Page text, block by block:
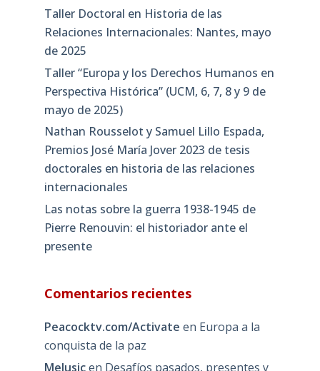
Taller Doctoral en Historia de las
Relaciones Internacionales: Nantes, mayo
de 2025
Taller “Europa y los Derechos Humanos en
Perspectiva Histórica” (UCM, 6, 7, 8 y 9 de
mayo de 2025)
Nathan Rousselot y Samuel Lillo Espada,
Premios José María Jover 2023 de tesis
doctorales en historia de las relaciones
internacionales
Las notas sobre la guerra 1938-1945 de
Pierre Renouvin: el historiador ante el
presente
Comentarios recientes
Peacocktv.com/Activate en Europa a la
conquista de la paz
Melusicen Desafíos pasados, presentes y